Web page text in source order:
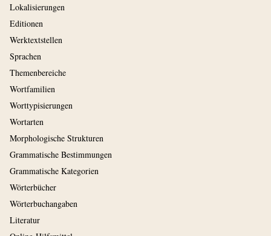
Lokalisierungen
Editionen
Werktextstellen
Sprachen
Themenbereiche
Wortfamilien
Worttypisierungen
Wortarten
Morphologische Strukturen
Grammatische Bestimmungen
Grammatische Kategorien
Wörterbücher
Wörterbuchangaben
Literatur